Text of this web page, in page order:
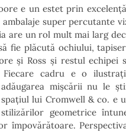
e un estet prin
super percutante
are un rol mult mai larg
fie plăcută ochiului,
și Ross și restul echipei
Fiecare cadru e o
mișcării nu le
lui Cromwell & co. e
geometrice
împovărătoare.